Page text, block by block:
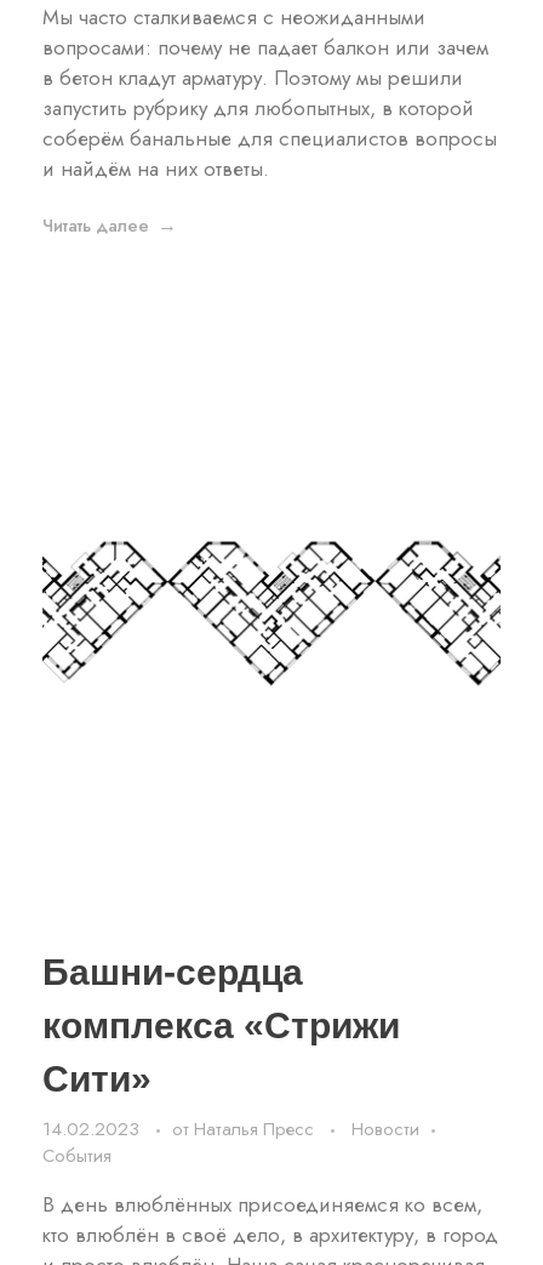
Мы часто сталкиваемся с неожиданными
вопросами: почему не падает балкон или зачем
в бетон кладут арматуру. Поэтому мы решили
запустить рубрику для любопытных, в которой
соберём банальные для специалистов вопросы
и найдём на них ответы.
Читать далее
Башни-сердца
комплекса «Стрижи
Сити»
14.02.2023 от Наталья Пресс
Новости
События
В день влюблённых присоединяемся ко всем,
кто влюблён в своё дело, в архитектуру, в город